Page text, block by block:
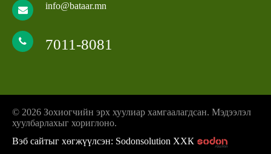
info@bataar.mn
7011-8081
© 2026 Зохиогчийн эрх хуулиар хамгаалагдсан. Мэдээлэл
хуулбарлахыг хориглоно.
Вэб сайтыг хөгжүүлсэн: Sodonsolution ХХК